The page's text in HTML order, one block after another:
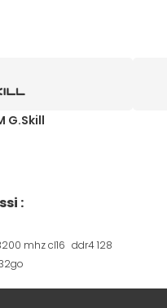
G.Skill
:
mhz cl16 ddr4 128